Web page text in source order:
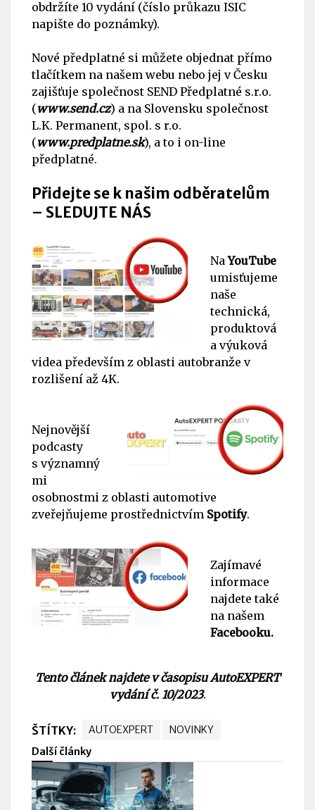
obdržíte 10 vydání (číslo průkazu ISIC
napište do poznámky).
Nové předplatné si můžete objednat přímo
tlačítkem na našem webu nebo jej v Česku
zajišťuje společnost SEND Předplatné s.r.o.
(www.send.cz) a na Slovensku společnost
L.K. Permanent, spol. s r.o.
(www.predplatne.sk), a to i on-line
předplatné.
Přidejte se k našim odběratelům
– SLEDUJTE NÁS
NaYouTube
umisťujeme
naše
technická,
produktová
a výuková
videa především z oblasti autobranže v
rozlišení až 4K.
Nejnovější
podcasty
s významný
mi
osobnostmi z oblasti automotive
zveřejňujeme prostřednictvím Spotify.
Zajímavé
informace
najdete také
na našem
Facebooku.
Tento článek najdete v časopisu AutoEXPERT
vydání č. 10/2023.
ŠTÍTKY: AUTOEXPERT
NOVINKY
Další články